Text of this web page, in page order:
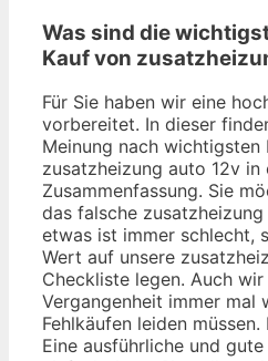
Was sind die
Kauf von
Für Sie haben wir eine
vorbereitet. In dieser
Meinung nach
zusatzheizung auto 12v in
Zusammenfassung. Sie
das falsche
etwas ist immer schlecht,
Wert auf unsere
Checkliste legen. Auch
Vergangenheit immer mal
Fehlkäufen leiden
Eine ausführliche und